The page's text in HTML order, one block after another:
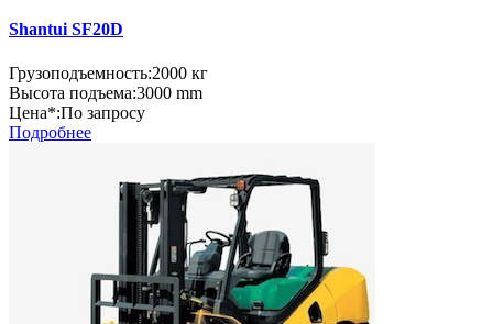
Shantui SF20D
Грузоподъемность:2000 кг
Высота подъема:3000 mm
Цена*:По запросу
Подробнее